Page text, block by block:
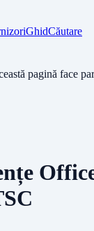
GhidCăutare
pagină face